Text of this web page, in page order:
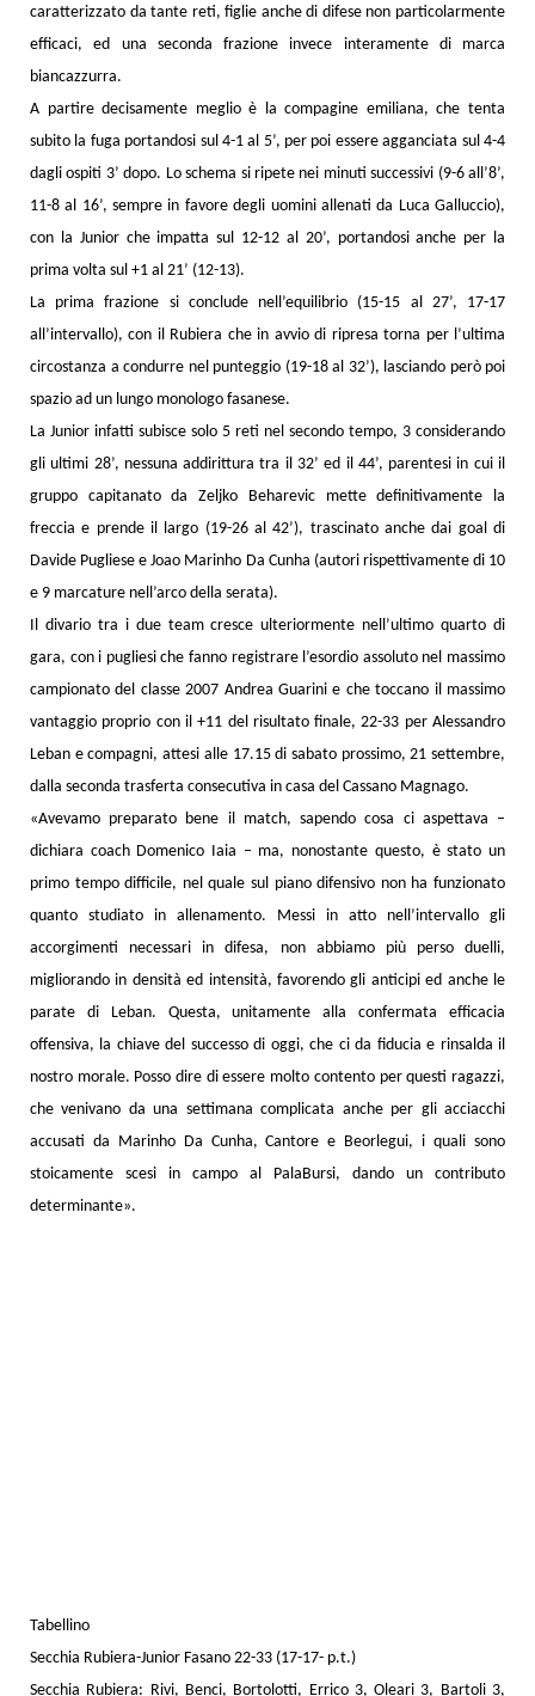
caratterizzato da tante reti, figlie anche di difese non particolarmente
efficaci, ed una seconda frazione invece interamente di marca
biancazzurra.
A partire decisamente meglio è la compagine emiliana, che tenta
subito la fuga portandosi sul 4-1 al 5’, per poi essere agganciata sul 4-4
dagli ospiti 3’ dopo. Lo schema si ripete nei minuti successivi (9-6 all’8’,
11-8 al 16’, sempre in favore degli uomini allenati da Luca Galluccio),
con la Junior che impatta sul 12-12 al 20’, portandosi anche per la
prima volta sul +1 al 21’ (12-13).
La prima frazione si conclude nell’equilibrio (15-15 al 27’, 17-17
all’intervallo), con il Rubiera che in avvio di ripresa torna per l’ultima
circostanza a condurre nel punteggio (19-18 al 32’), lasciando però poi
spazio ad un lungo monologo fasanese.
La Junior infatti subisce solo 5 reti nel secondo tempo, 3 considerando
gli ultimi 28’, nessuna addirittura tra il 32’ ed il 44’, parentesi in cui il
gruppo capitanato da Zeljko Beharevic mette definitivamente la
freccia e prende il largo (19-26 al 42’), trascinato anche dai goal di
Davide Pugliese e Joao Marinho Da Cunha (autori rispettivamente di 10
e 9 marcature nell’arco della serata).
Il divario tra i due team cresce ulteriormente nell’ultimo quarto di
gara, con i pugliesi che fanno registrare l’esordio assoluto nel massimo
campionato del classe 2007 Andrea Guarini e che toccano il massimo
vantaggio proprio con il +11 del risultato finale, 22-33 per Alessandro
Leban e compagni, attesi alle 17.15 di sabato prossimo, 21 settembre,
dalla seconda trasferta consecutiva in casa del Cassano Magnago.
«Avevamo preparato bene il match, sapendo cosa ci aspettava –
dichiara coach Domenico Iaia – ma, nonostante questo, è stato un
primo tempo difficile, nel quale sul piano difensivo non ha funzionato
quanto studiato in allenamento. Messi in atto nell’intervallo gli
accorgimenti necessari in difesa, non abbiamo più perso duelli,
migliorando in densità ed intensità, favorendo gli anticipi ed anche le
parate di Leban. Questa, unitamente alla confermata efficacia
offensiva, la chiave del successo di oggi, che ci da fiducia e rinsalda il
nostro morale. Posso dire di essere molto contento per questi ragazzi,
che venivano da una settimana complicata anche per gli acciacchi
accusati da Marinho Da Cunha, Cantore e Beorlegui, i quali sono
stoicamente scesi in campo al PalaBursi, dando un contributo
determinante».
Tabellino
Secchia Rubiera-Junior Fasano 22-33 (17-17- p.t.)
Secchia Rubiera: Rivi, Benci, Bortolotti, Errico 3, Oleari 3, Bartoli 3,